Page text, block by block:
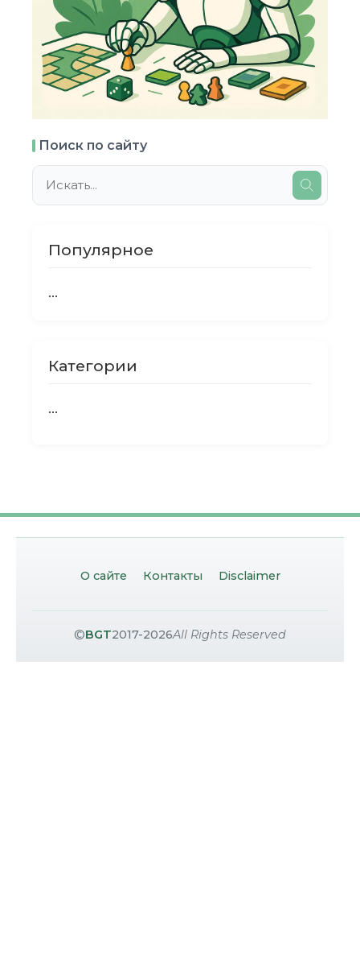
Поиск по сайту
Популярное
...
Категории
...
О сайте Контакты Disclaimer
©BGT2017-2026All Rights Reserved